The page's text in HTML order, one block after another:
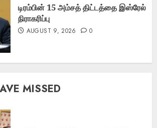
டிரம்பின் 15 அம்சத் திட்டத்தை இஸ்ரேல்
நிராகரிப்பு
AUGUST 9, 2026 0
MISSED